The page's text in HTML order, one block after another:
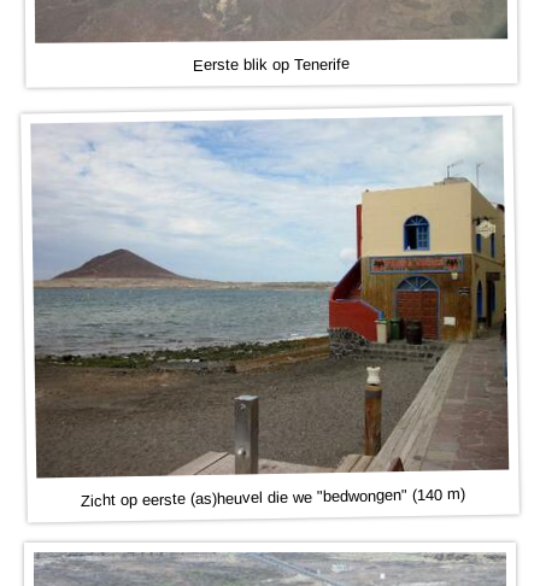
Eerste blik op Tenerife
Zicht op eerste (as)heuvel die we "bedwongen" (140 m)